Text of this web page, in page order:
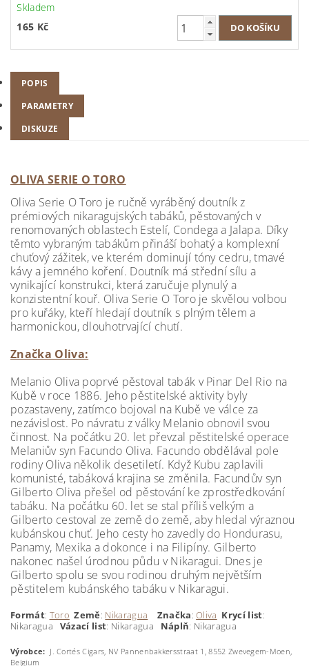
Skladem
165 Kč
POPIS
PARAMETRY
DISKUZE
OLIVA SERIE O TORO
Oliva Serie O Toro je ručně vyráběný doutník z
prémiových nikaragujských tabáků, pěstovaných v
renomovaných oblastech Estelí, Condega a Jalapa. Díky
těmto vybraným tabákům přináší bohatý a komplexní
chuťový zážitek, ve kterém dominují tóny cedru, tmavé
kávy a jemného koření. Doutník má střední sílu a
vynikající konstrukci, která zaručuje plynulý a
konzistentní kouř. Oliva Serie O Toro je skvělou volbou
pro kuřáky, kteří hledají doutník s plným tělem a
harmonickou, dlouhotrvající chutí.
Značka Oliva:
Melanio Oliva poprvé pěstoval tabák v Pinar Del Rio na
Kubě v roce 1886. Jeho pěstitelské aktivity byly
pozastaveny, zatímco bojoval na Kubě ve válce za
nezávislost. Po návratu z války Melanio obnovil svou
činnost. Na počátku 20. let převzal pěstitelské operace
Melaniův syn Facundo Oliva. Facundo obdělával pole
rodiny Oliva několik desetiletí. Když Kubu zaplavili
komunisté, tabáková krajina se změnila. Facundův syn
Gilberto Oliva přešel od pěstování ke zprostředkování
tabáku. Na počátku 60. let se stal příliš velkým a
Gilberto cestoval ze země do země, aby hledal výraznou
kubánskou chuť. Jeho cesty ho zavedly do Hondurasu,
Panamy, Mexika a dokonce i na Filipíny. Gilberto
nakonec našel úrodnou půdu v ​​Nikaragui. Dnes je
Gilberto spolu se svou rodinou druhým největším
pěstitelem kubánského tabáku v Nikaragui.
Formát: Toro Země: Nikaragua Značka:Oliva Krycí list:
Nikaragua Vázací list: Nikaragua Náplň: Nikaragua
Výrobce: J. Cortés Cigars, NV Pannenbakkersstraat 1, 8552 Zwevegem-Moen,
Belgium